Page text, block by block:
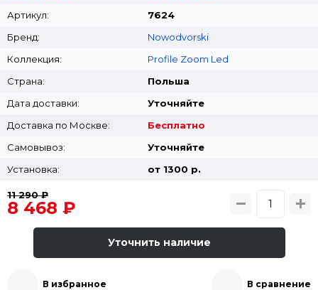
Артикул:
7624
Бренд:
Nowodvorski
Коллекция:
Profile Zoom Led
Страна:
Польша
Дата доставки:
Уточняйте
Доставка по Москве:
Бесплатно
Самовывоз:
Уточняйте
Установка:
от 1300 p.
11 290 ₽
8 468 ₽
Уточнить наличие
В избранное В сравнение